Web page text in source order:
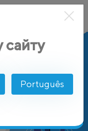
One (CMDA-800)
сайту
Português